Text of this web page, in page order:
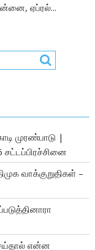
ஏப்ரல்...
முரண்பாடு |
வாக்குறுதிகள் –
என்ன